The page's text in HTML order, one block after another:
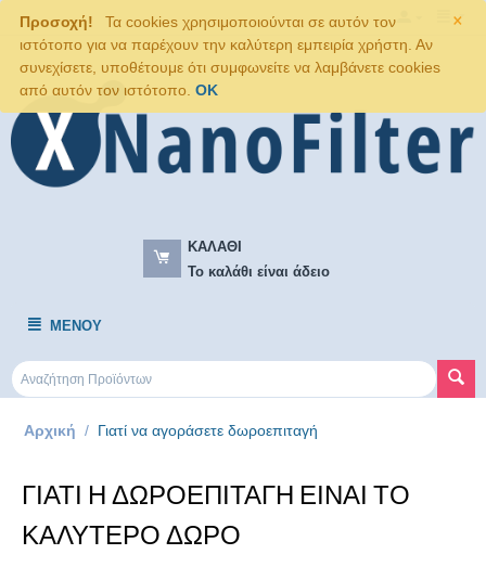
×
Προσοχή!
Τα cookies χρησιμοποιούνται σε αυτόν τον
ιστότοπο για να παρέχουν την καλύτερη εμπειρία χρήστη. Αν
συνεχίσετε, υποθέτουμε ότι συμφωνείτε να λαμβάνετε cookies
από αυτόν τον ιστότοπο. OK
ΚΑΛΆΘΙ
Το καλάθι είναι άδειο
ΜΕΝΟΎ
Αρχική / Γιατί να αγοράσετε δωροεπιταγή
ΓΙΑΤΊ Η ΔΩΡΟΕΠΙΤΑΓΉ ΕΊΝΑΙ ΤΟ
ΚΑΛΎΤΕΡΟ ΔΏΡΟ